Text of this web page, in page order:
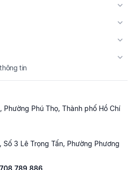
tin
Phường Phú Thọ, Thành phố Hồ Chí
Số 3 Lê Trọng Tấn, Phường Phương